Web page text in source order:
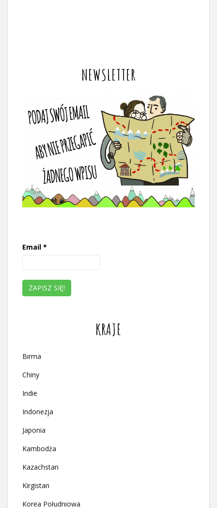
NEWSLETTER
Email *
KRAJE
Birma
Chiny
Indie
Indonezja
Japonia
Kambodża
Kazachstan
Kirgistan
Korea Południowa